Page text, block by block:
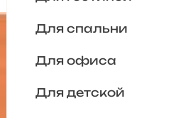
Для спальни
Для офиса
Для детской